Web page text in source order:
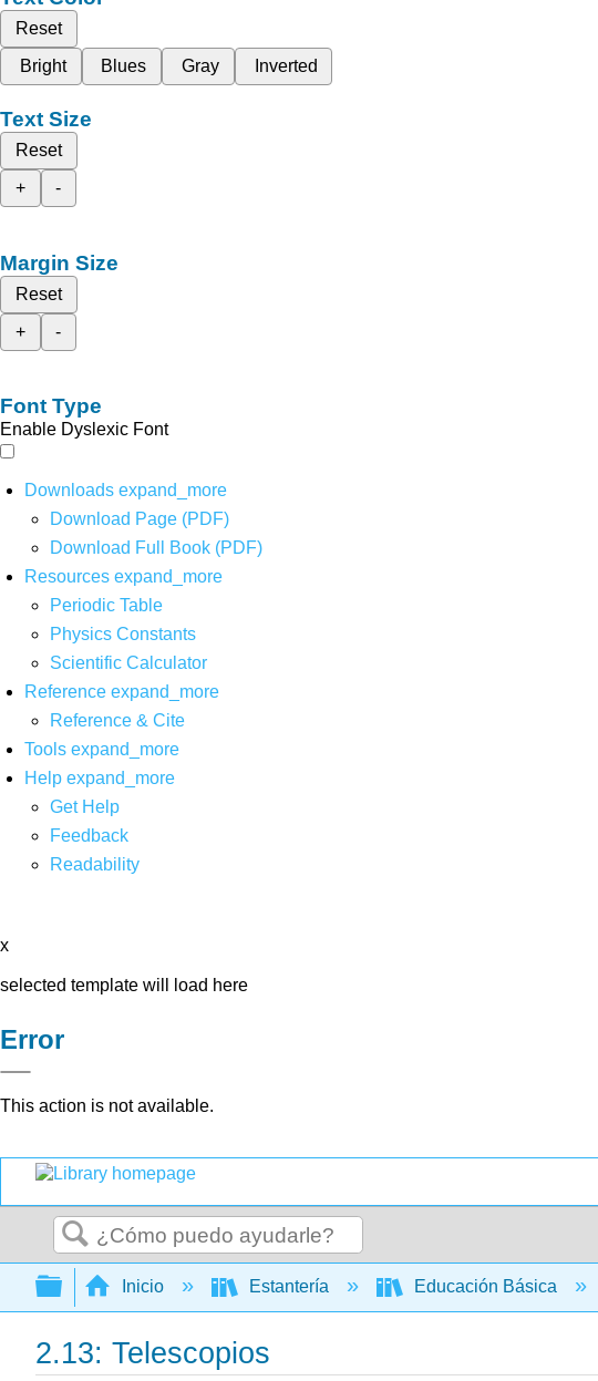
Reset
Bright
Blues Gray Inverted
Text Size
Reset
+
-
Margin Size
Reset
+
-
Font Type
Enable Dyslexic Font
Downloads expand_more
Download Page (PDF)
Download Full Book (PDF)
Resources expand_more
Periodic Table
Physics Constants
Scientific Calculator
Reference expand_more
Reference & Cite
Tools expand_more
Help expand_more
Get Help
Feedback
Readability
x
selected template will load here
Error
This action is not available.
Buscar
Expandir/contraer jerarquía global
Inicio Estantería Educación Básica
2.13: Telescopios